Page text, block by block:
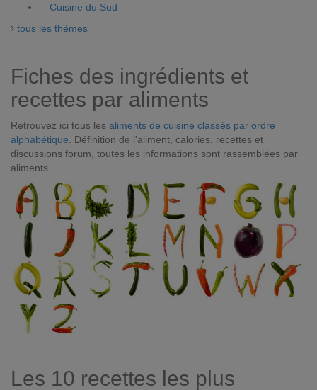
Cuisine du Sud
tous les thèmes
Fiches des ingrédients et
recettes par aliments
Retrouvez ici tous les aliments de cuisine classés par ordre
alphabétique . Définition de l'aliment, calories, recettes et
discussions forum, toutes les informations sont rassemblées par
aliments.
Les 10 recettes les plus